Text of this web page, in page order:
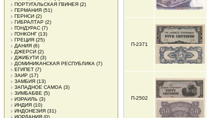
ПОРТУГАЛЬСКАЯ ГВИНЕЯ (2)
ГЕРМАНИЯ (51)
ГЕРНСИ (2)
ГИБРАЛТАР (2)
ГОНДУРАС (7)
ГОНКОНГ(13)
ГРЕЦИЯ (25)
ДАНИЯ (6)
ДЖЕРСИ (2)
ДЖИБУТИ (3)
ДОМИНИКАНСКАЯ РЕСПУБЛИКА (7)
ЕГИПЕТ (7)
ЗАИР (17)
ЗАМБИЯ (13)
ЗАПАДНОЕ САМОА (3)
ЗИМБАБВЕ (5)
ИЗРАИЛЬ (3)
ИНДИЯ (10)
ИНДОНЕЗИЯ (31)
ИОРДАНИЯ (0)
П-2371
П-2502